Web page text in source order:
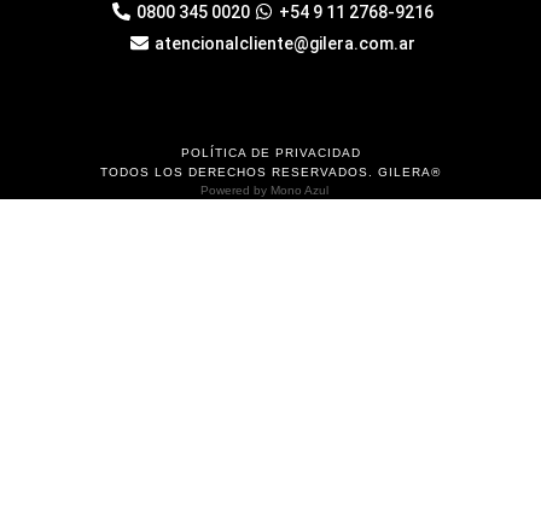
0800 345 0020
+54 9 11 2768-9216
atencionalcliente@gilera.com.ar
POLÍTICA DE PRIVACIDAD
TODOS LOS DERECHOS RESERVADOS. GILERA®
Powered by Mono Azul